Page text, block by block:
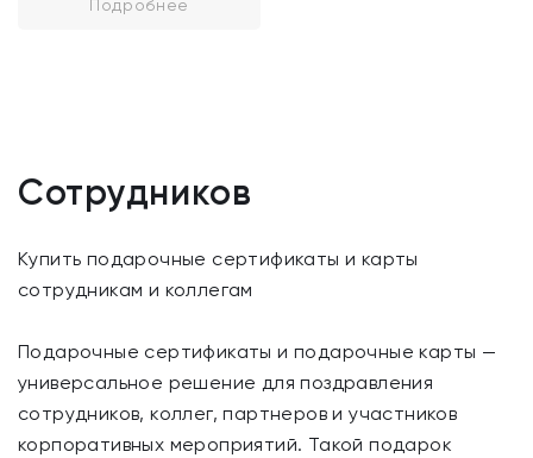
Подробнее
Сотрудников
Купить подарочные сертификаты и карты
сотрудникам и коллегам
Подарочные сертификаты и подарочные карты —
универсальное решение для поздравления
сотрудников, коллег, партнеров и участников
корпоративных мероприятий. Такой подарок